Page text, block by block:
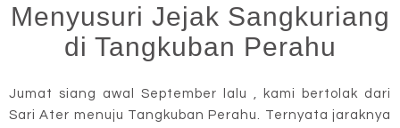
Menyusuri Jejak Sangkuriang
di Tangkuban Perahu
Jumat siang awal September lalu , kami bertolak dari
Sari Ater menuju Tangkuban Perahu. Ternyata jaraknya